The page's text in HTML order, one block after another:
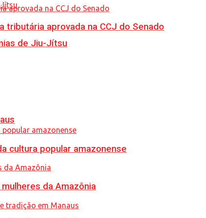
de Jiu-Jítsu
tributária aprovada na CCJ do Senado
cultura popular amazonense
da Amazônia